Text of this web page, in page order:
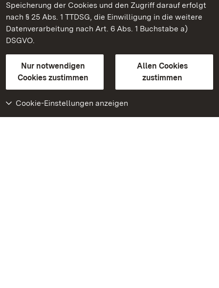
Speicherung der Cookies und den Zugriff darauf erfolgt
nach § 25 Abs. 1 TTDSG, die Einwilligung in die weitere
Datenverarbeitung nach Art. 6 Abs. 1 Buchstabe a)
DSGVO.
Nur notwendigen
Cookies zustimmen
Allen Cookies
zustimmen
Cookie-Einstellungen anzeigen
Staatliche Schlösser und Gärten Baden-Württemberg
Kontakt
GebärdenspracheLeichte Sprache
Erklärung zur Barrierefreiheit
BITV-konform (geprüfte Seiten)
Weiteres